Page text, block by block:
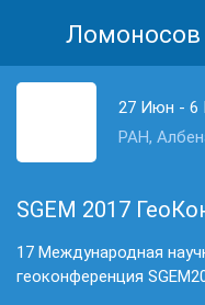
Ломоносов
27 Июн - 6
РАН,
SGEM 2017
17 Международная
геоконференция